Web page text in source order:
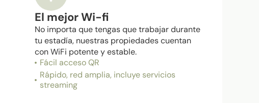
El mejor Wi-fi
No importa que tengas que trabajar durante
tu estadía, nuestras propiedades cuentan
con WiFi potente y estable.
Fácil acceso QR
Rápido, red amplia, incluye servicios
streaming